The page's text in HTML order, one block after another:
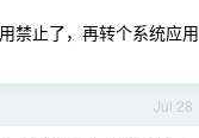
禁止了，再转个系统应用
Jul 28